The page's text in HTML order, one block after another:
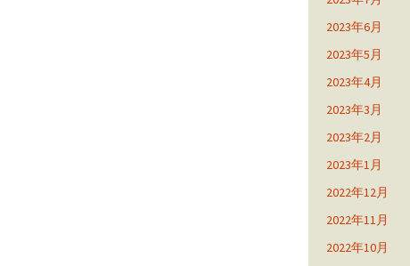
2023年6月
2023年5月
2023年4月
2023年3月
2023年2月
2023年1月
2022年12月
2022年11月
2022年10月